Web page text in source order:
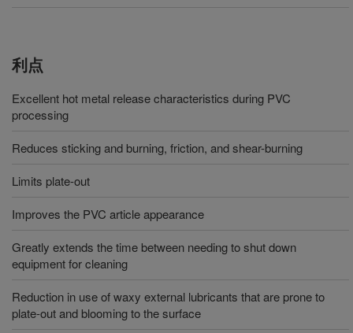
利点
Excellent hot metal release characteristics during PVC
processing
Reduces sticking and burning, friction, and shear-burning
Limits plate-out
Improves the PVC article appearance
Greatly extends the time between needing to shut down
equipment for cleaning
Reduction in use of waxy external lubricants that are prone to
plate-out and blooming to the surface